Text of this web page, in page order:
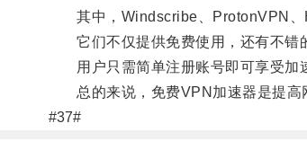
其中，Windscribe、ProtonVPN、
它们不仅提供免费使用，还有不错
用户只需简单注册账号即可享受加
总的来说，免费VPN加速器是提高网
#37#